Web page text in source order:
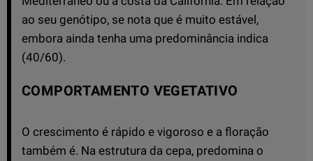
ao seu genótipo, se nota que é muito estável,
embora ainda tenha uma predominância indica
(40/60).
COMPORTAMENTO VEGETATIVO
O crescimento é rápido e vigoroso e a floração
também é. Na estrutura da cepa, predomina o